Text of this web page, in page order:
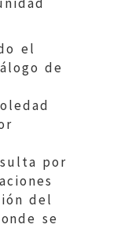
el
de
por
del
se